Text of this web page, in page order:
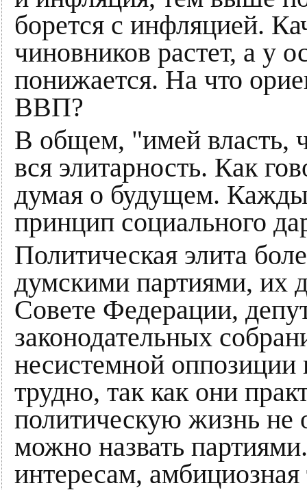
борется с инфляцией.
чиновников растет, а у
понижается. На что
ВВП?
В общем, "имей власть,
вся элитарность. Как
думая о будущем.
принцип социального
Политическая элита
думскими партиями, их
Совете Федерации,
законодательных
несистемной оппозиции
трудно, так как они
политическую жизнь не
можно назвать
интересам, амбициозная